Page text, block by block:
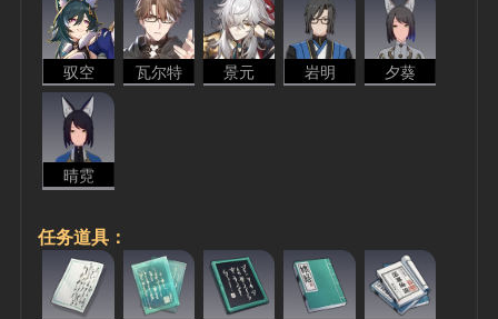
驭空 瓦尔特 景元 岩明 夕葵
晴霓
任务道具：